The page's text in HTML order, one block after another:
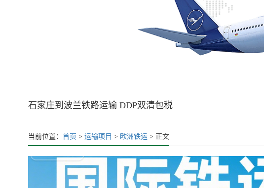
石家庄到波兰铁路运输 DDP双清包税
当前位置： 首页 > 运输项目 > 欧洲铁运 > 正文